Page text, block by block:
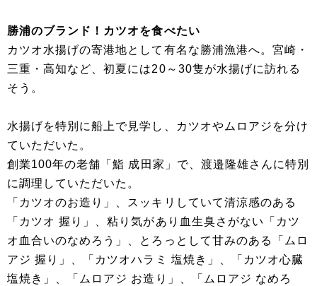
勝浦のブランド！カツオを食べたい
カツオ水揚げの寄港地として有名な勝浦漁港へ。宮崎・
三重・高知など、初夏には20～30隻が水揚げに訪れる
そう。
水揚げを特別に船上で見学し、カツオやムロアジを分け
ていただいた。
創業100年の老舗「鮨 成田家」で、渡邉隆雄さんに特別
に調理していただいた。
「カツオのお造り」、スッキリしていて清涼感のある
「カツオ 握り」、粘り気があり血生臭さがない「カツ
オ血合いのなめろう」、とろっとして甘みのある「ムロ
アジ 握り」、「カツオハラミ 塩焼き」、「カツオ心臓
塩焼き」、「ムロアジ お造り」、「ムロアジ なめろ